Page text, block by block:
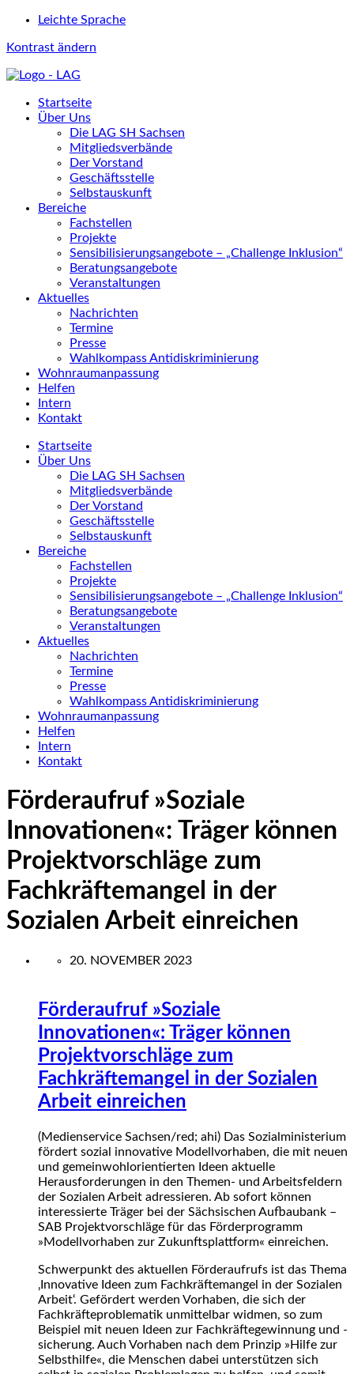
Leichte Sprache
Kontrast ändern
Startseite
Über Uns
Die LAG SH Sachsen
Mitgliedsverbände
Der Vorstand
Geschäftsstelle
Selbstauskunft
Bereiche
Fachstellen
Projekte
Sensibilisierungsangebote – „Challenge Inklusion“
Beratungsangebote
Veranstaltungen
Aktuelles
Nachrichten
Termine
Presse
Wahlkompass Antidiskriminierung
Wohnraumanpassung
Helfen
Intern
Kontakt
Startseite
Über Uns
Die LAG SH Sachsen
Mitgliedsverbände
Der Vorstand
Geschäftsstelle
Selbstauskunft
Bereiche
Fachstellen
Projekte
Sensibilisierungsangebote – „Challenge Inklusion“
Beratungsangebote
Veranstaltungen
Aktuelles
Nachrichten
Termine
Presse
Wahlkompass Antidiskriminierung
Wohnraumanpassung
Helfen
Intern
Kontakt
Förderaufruf »Soziale
Innovationen«: Träger können
Projektvorschläge zum
Fachkräftemangel in der
Sozialen Arbeit einreichen
20. NOVEMBER 2023
Förderaufruf »Soziale
Innovationen«: Träger können
Projektvorschläge zum
Fachkräftemangel in der Sozialen
Arbeit einreichen
(Medienservice Sachsen/red; ahi) Das Sozialministerium
fördert sozial innovative Modellvorhaben, die mit neuen
und gemeinwohlorientierten Ideen aktuelle
Herausforderungen in den Themen- und Arbeitsfeldern
der Sozialen Arbeit adressieren. Ab sofort können
interessierte Träger bei der Sächsischen Aufbaubank –
SAB Projektvorschläge für das Förderprogramm
»Modellvorhaben zur Zukunftsplattform« einreichen.
Schwerpunkt des aktuellen Förderaufrufs ist das Thema
‚Innovative Ideen zum Fachkräftemangel in der Sozialen
Arbeit‘. Gefördert werden Vorhaben, die sich der
Fachkräfteproblematik unmittelbar widmen, so zum
Beispiel mit neuen Ideen zur Fachkräftegewinnung und -
sicherung. Auch Vorhaben nach dem Prinzip »Hilfe zur
Selbsthilfe«, die Menschen dabei unterstützen sich